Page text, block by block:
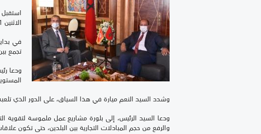
الاثنين 31 يناير 2022 بمقر مجلس المستشارين.
في
تجمع
ودعا
وشدد السيد النعم ميارة في هذا السياق، على الدور الذي تلعبه
ودعا السيد الرئيس، إلى بلورة مشاريع عمل ملموسة لتقوية
والرفع من حجم المبادلات التجارية بين البلدين، حتى تكون